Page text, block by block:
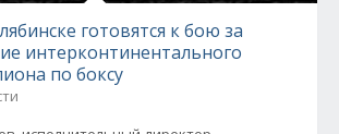
готовятся к бою за
интерконтинентального
по боксу